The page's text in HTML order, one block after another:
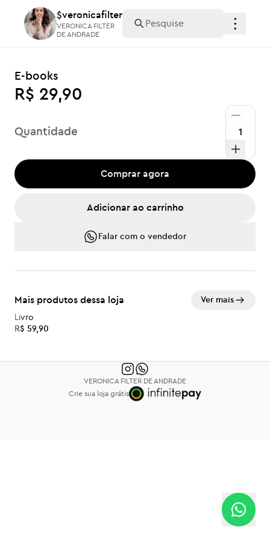
$veronicafilter
VERONICA FILTER
DE ANDRADE
$veronicafilter
VERONICA FILTER
DE ANDRADE
E-books
R$ 29,90
Quantidade
Comprar agora
Adicionar ao carrinho
Falar com o vendedor
Mais produtos dessa loja Ver mais
Livro
R$ 59,90
VERONICA FILTER DE ANDRADE
Crie sua loja grátis